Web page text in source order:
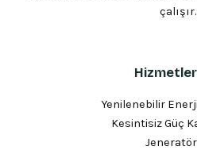
çalışır.
Yenilenebilir
Kesintisiz Güç